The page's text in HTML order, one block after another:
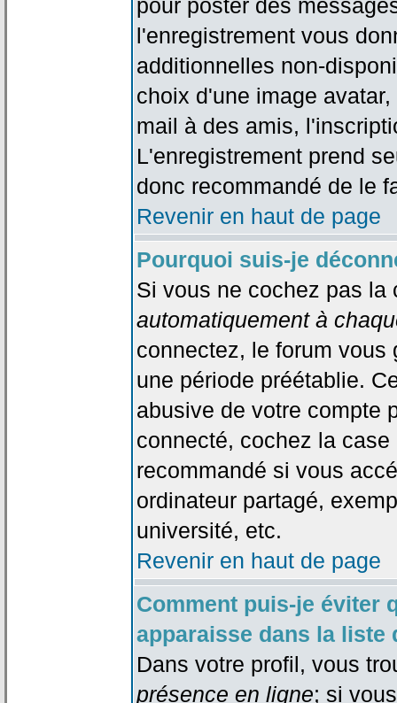
pour poster des
l'enregistrement vous
additionnelles non-
choix d'une image
mail à des amis,
L'enregistrement prend
donc recommandé de le
Revenir en haut de page
Pourquoi suis-je
Si vous ne cochez pas
automatiquement à
connectez, le forum vous
une période préétablie.
abusive de votre compte
connecté, cochez la
recommandé si vous
ordinateur partagé,
université, etc.
Revenir en haut de page
Comment puis-je éviter
apparaisse dans la liste
Dans votre profil, vous
présence en ligne; si